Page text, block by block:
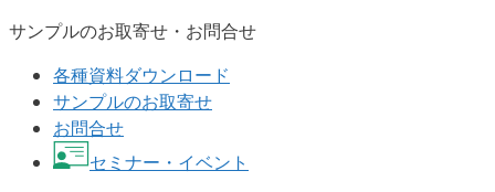
サンプルのお取寄せ・お問合せ
各種資料ダウンロード
サンプルのお取寄せ
お問合せ
セミナー・イベント